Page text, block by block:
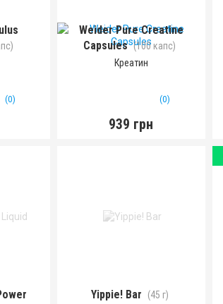
(0)
Weider Pure Creatine
Capsules (100 капс)
Креатин
(0)
939 грн
Yippie! Bar (45 г)